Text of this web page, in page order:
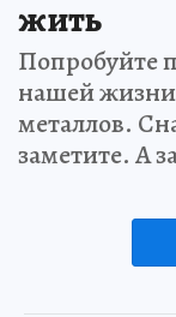
жить
Попробуйте
нашей жизни
металлов.
заметите. А